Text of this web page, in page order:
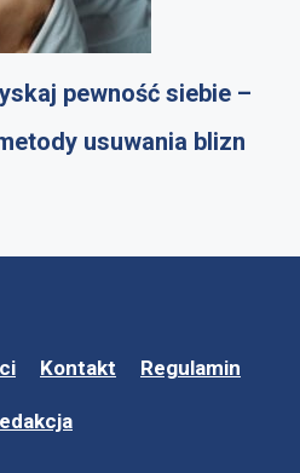
pewność siebie –
usuwania blizn
Kontakt Regulamin